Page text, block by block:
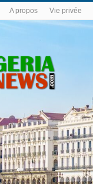
A propos Vie privée